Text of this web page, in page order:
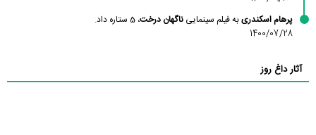
پرهام اسکندریبه فیلم سینمایی ناگهان درخت، 5 ستاره داد.
1400/07/28
آثار داغ روز